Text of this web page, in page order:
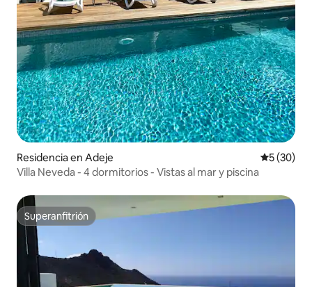
Residencia en Adeje
5 (30)
Villa Neveda - 4 dormitorios - Vistas al mar y piscina
Superanfitrión
Superanfitrión